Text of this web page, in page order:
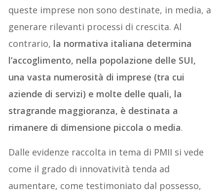
queste imprese non sono destinate, in media, a
generare rilevanti processi di crescita. Al
contrario, la normativa italiana determina
l’accoglimento, nella popolazione delle SUI,
una vasta numerosità di imprese (tra cui
aziende di servizi) e molte delle quali, la
stragrande maggioranza, è destinata a
rimanere di dimensione piccola o media.
Dalle evidenze raccolta in tema di PMII si vede
come il grado di innovatività tenda ad
aumentare, come testimoniato dal possesso,